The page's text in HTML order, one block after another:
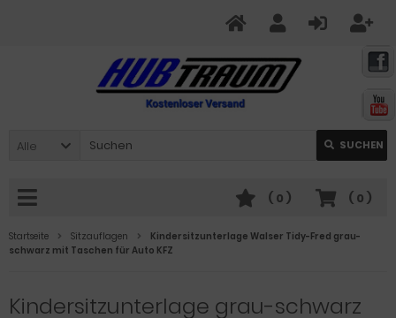
Alle SUCHEN
( 0 )
( 0 )
Startseite Sitzauflagen
Kindersitzunterlage Walser Tidy-Fred grau-
schwarz mit Taschen für Auto KFZ
Kindersitzunterlage grau-schwarz